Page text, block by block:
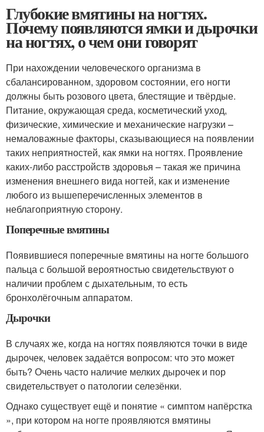
Глубокие вмятины на ногтях.
Почему появляются ямки и дырочки
на ногтях, о чем они говорят
При нахождении человеческого организма в
сбалансированном, здоровом состоянии, его ногти
должны быть розового цвета, блестящие и твёрдые.
Питание, окружающая среда, косметический уход,
физические, химические и механические нагрузки –
немаловажные факторы, сказывающиеся на появлении
таких неприятностей, как ямки на ногтях. Проявление
каких-либо расстройств здоровья – такая же причина
изменения внешнего вида ногтей, как и изменение
любого из вышеперечисленных элементов в
неблагоприятную сторону.
Поперечные вмятины
Появившиеся поперечные вмятины на ногте большого
пальца с большой вероятностью свидетельствуют о
наличии проблем с дыхательным, то есть
бронхолёгочным аппаратом.
Дырочки
В случаях же, когда на ногтях появляются точки в виде
дырочек, человек задаётся вопросом: что это может
быть? Очень часто наличие мелких дырочек и пор
свидетельствует о патологии селезёнки.
Однако существует ещё и понятие « симптом напёрстка
», при котором на ногте проявляются вмятины